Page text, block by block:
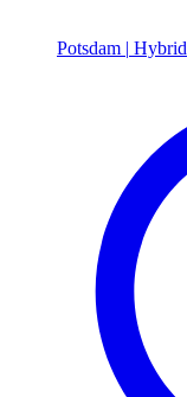
Potsdam | Hybrid